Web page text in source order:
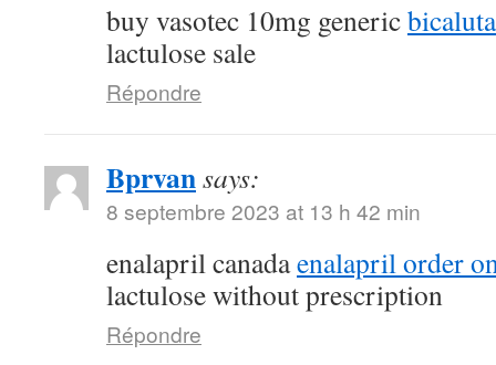
buy vasotec 10mg generic
lactulose sale
Répondre
Bprvansays:
8 septembre 2023 at 13 h 42 min
enalapril canadaenalapril order
lactulose without prescription
Répondre